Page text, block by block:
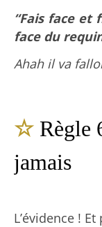
“Fais face et
face du
Ahah il va
☆ Règle
jamais
L’évidence !